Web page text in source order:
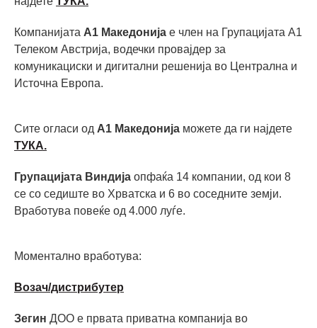
Компанијата А1 Македонија е член на Групацијата А1
Телеком Австрија, водечки провајдер за
комуникациски и дигитални решенија во Централна и
Источна Европа.
Сите огласи од А1 Македонија можете да ги најдете
ТУКА.
Групацијата Виндија опфаќа 14 компании, од кои 8
се со седиште во Хрватска и 6 во соседните земји.
Вработува повеќе од 4.000 луѓе.
Моментално вработува:
Возач/дистрибутер
Зегин ДОО е првата приватна компанија во